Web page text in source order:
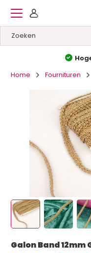
Hoge
Home
Fournituren
Galon Band 12mm